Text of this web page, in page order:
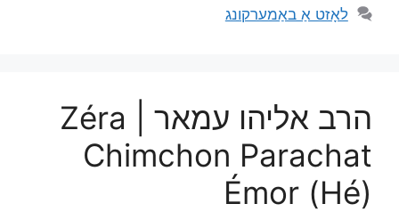
לאָזט אַ באַמערקונג
הרב אליהו עמאר | Zéra
Chimchon Parachat
Émor (Hé)